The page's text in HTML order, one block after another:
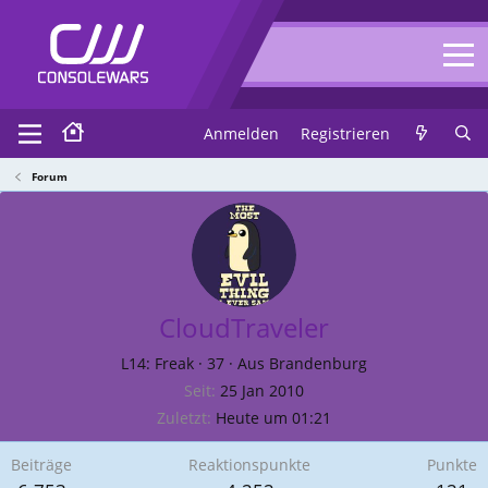
Anmelden Registrieren
Forum
CloudTraveler
L14: Freak · 37 · Aus Brandenburg
Seit 25 Jan 2010
Zuletzt Heute um 01:21
Beiträge Reaktionspunkte Punkte